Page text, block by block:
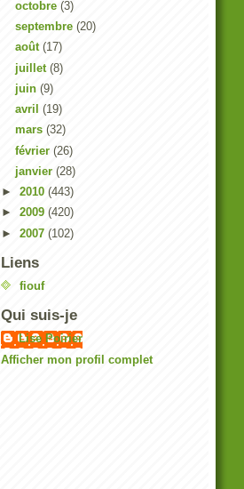
octobre (3)
septembre (20)
août (17)
juillet (8)
juin (9)
avril (19)
mars (32)
février (26)
janvier (28)
► 2010 (443)
► 2009 (420)
► 2007 (102)
Liens
fiouf
Qui suis-je
Lise Poirier
Afficher mon profil complet